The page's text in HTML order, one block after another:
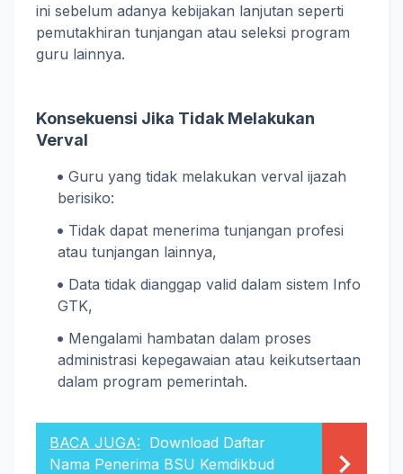
ini sebelum adanya kebijakan lanjutan seperti
pemutakhiran tunjangan atau seleksi program
guru lainnya.
Konsekuensi Jika Tidak Melakukan
Verval
Guru yang tidak melakukan verval ijazah
berisiko:
Tidak dapat menerima tunjangan profesi
atau tunjangan lainnya,
Data tidak dianggap valid dalam sistem Info
GTK,
Mengalami hambatan dalam proses
administrasi kepegawaian atau keikutsertaan
dalam program pemerintah.
BACA JUGA: Download Daftar
Nama Penerima BSU Kemdikbud